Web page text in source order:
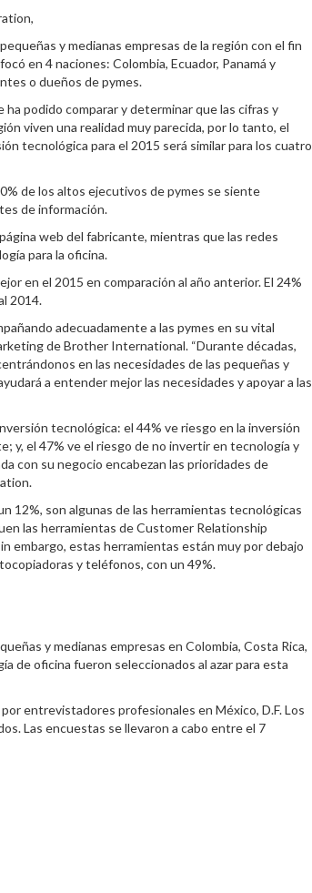
y medianas empresas de la región con el fin
en 4 naciones: Colombia, Ecuador, Panamá y
o dueños de pymes.
podido comparar y determinar que las cifras y
viven una realidad muy parecida, por lo tanto, el
tecnológica para el 2015 será similar para los cuatro
de los altos ejecutivos de pymes se siente
de información.
web del fabricante, mientras que las redes
para la oficina.
en el 2015 en comparación al año anterior. El 24%
2014.
adecuadamente a las pymes en su vital
de Brother International. “Durante décadas,
en las necesidades de las pequeñas y
a entender mejor las necesidades y apoyar a las
tecnológica: el 44% ve riesgo en la inversión
y, el 47% ve el riesgo de no invertir en tecnología y
con su negocio encabezan las prioridades de
12%, son algunas de las herramientas tecnológicas
las herramientas de Customer Relationship
embargo, estas herramientas están muy por debajo
y teléfonos, con un 49%.
y medianas empresas en Colombia, Costa Rica,
de oficina fueron seleccionados al azar para esta
entrevistadores profesionales en México, D.F. Los
Las encuestas se llevaron a cabo entre el 7